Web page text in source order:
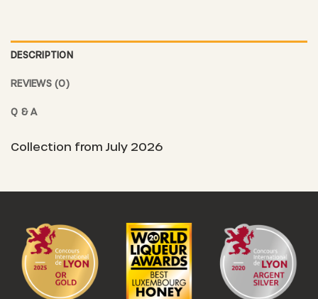
DESCRIPTION
REVIEWS (0)
Q & A
Collection from July 2026